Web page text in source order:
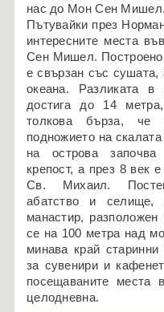
нас до Мон Сен Мишел.
Пътувайки през
интересните места
Сен Мишел. Построено
е свързан със сушата,
океана. Разликата
достига до 14
толкова бърза, че
подножието на
на острова
крепост, а през 8 век
Св. Михаил.
абатство и
манастир,
се на 100 метра над
минава край
за сувенири и
посещаваните места
целодневна.